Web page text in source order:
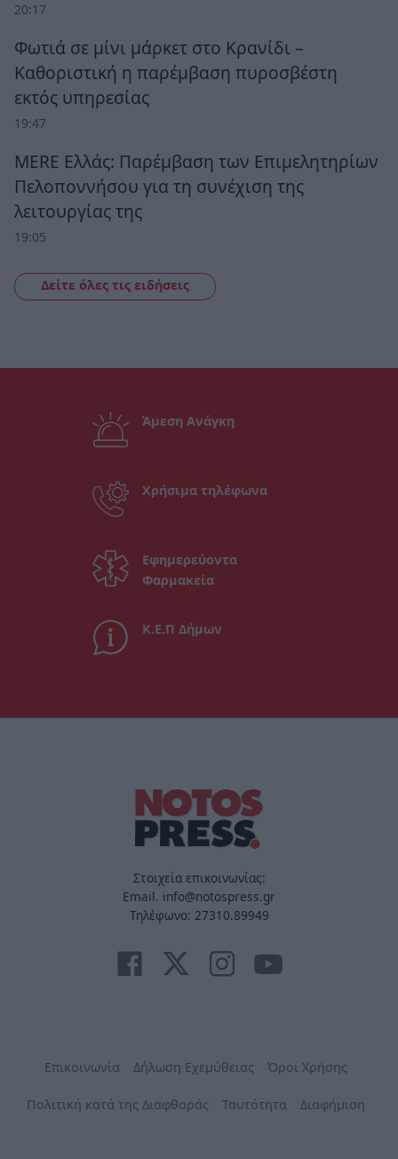
20:17
Φωτιά σε μίνι μάρκετ στο Κρανίδι –
Καθοριστική η παρέμβαση πυροσβέστη
εκτός υπηρεσίας
19:47
MERE Ελλάς: Παρέμβαση των Επιμελητηρίων
Πελοποννήσου για τη συνέχιση της
λειτουργίας της
19:05
Δείτε όλες τις ειδήσεις
Άμεση Ανάγκη
Χρήσιμα τηλέφωνα
Εφημερεύοντα
Φαρμακεία
Κ.Ε.Π Δήμων
Στοιχεία επικοινωνίας:
Email. info@notospress.gr
Τηλέφωνο: 27310.89949
Επικοινωνία Δήλωση Εχεμύθειας Όροι Χρήσης
Πολιτική κατά της Διαφθοράς Ταυτότητα Διαφήμιση